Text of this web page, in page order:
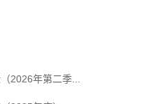
2026年第二季...